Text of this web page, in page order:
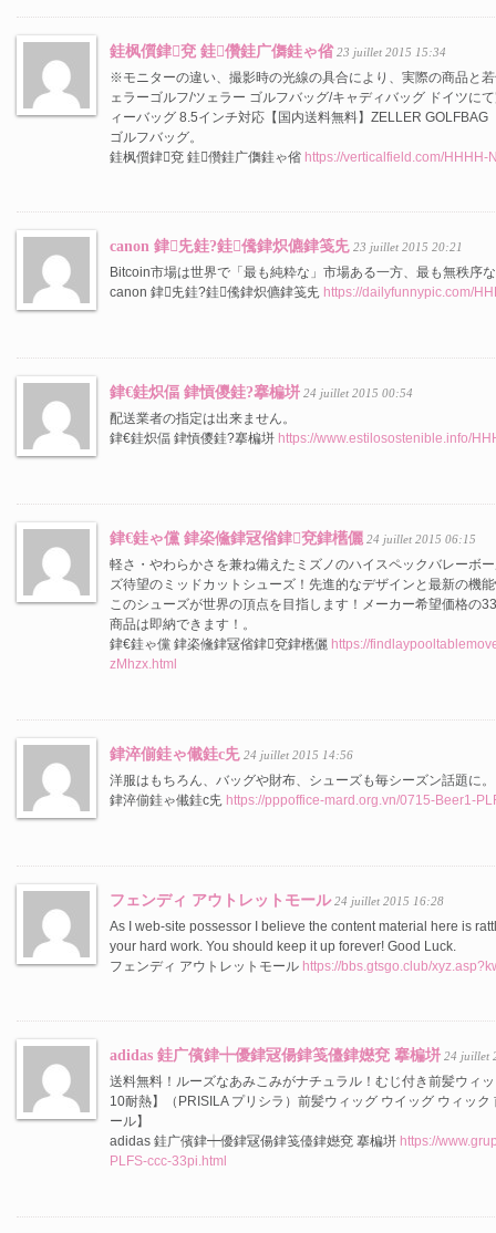
銈枫儨銉兗 銈儹銈广儛銈ゃ偗 23 juillet 2015 15:34
※モニターの違い、撮影時の光線の具合により、実際の商品と
ェラーゴルフ/ツェラー ゴルフバッグ/キャディバッグ ドイツに
ィーバッグ 8.5インチ対応【国内送料無料】ZELLER
ゴルフバッグ。
銈枫儨銉兗 銈儹銈广儛銈ゃ偗 https://verticalfield.com/HHHH-
canon 銉兂銈?銈儯銉炽儦銉笺兂 23 juillet 2015 20:21
Bitcoin市場は世界で「最も純粋な」市場ある一方、最も無秩序
canon 銉兂銈?銈儯銉炽儦銉笺兂 https://dailyfunnypic.com/
銉€銈炽偪 銉愩儍銈?搴楄垪 24 juillet 2015 00:54
配送業者の指定は出来ません。
銉€銈炽偪 銉愩儍銈?搴楄垪 https://www.estilosostenible.info/
銉€銈ゃ儻 銉栥儵銉冦偗銉兗銉欍儷 24 juillet 2015 06:15
軽さ・やわらかさを兼ね備えたミズノのハイスペックバレーボ
ズ待望のミッドカットシューズ！先進的なデザインと最新の機
このシューズが世界の頂点を目指します！メーカー希望価格の
商品は即納できます！。
銉€銈ゃ儻 銉栥儵銉冦偗銉兗銉欍儷 https://
zMhzx.html
銉淬偂銈ゃ儎銈с兂 24 juillet 2015 14:56
洋服はもちろん、バッグや財布、シューズも毎シーズン話題に。
銉淬偂銈ゃ儎銈с兂 https://pppoffice-mard.org.vn/0715-Beer1-
フェンディ アウトレットモール 24 juillet 2015 16:28
As I web-site possessor I believe the content material here is
your hard work. You should keep it up forever! Good Luck.
フェンディ アウトレットモール https://bbs.gtsgo.club/
adidas 銈广儐銉┿優銉冦偒銉笺儓銉嬨兗 搴楄垪 24 juillet
送料無料！ルーズなあみこみがナチュラル！むじ付き前髪ウィ
10耐熱】（PRISILA プリシラ）前髪ウィッグ ウイッグ ウィッ
ール】
adidas 銈广儐銉┿優銉冦偒銉笺儓銉嬨兗 搴楄垪 https://
PLFS-ccc-33pi.html